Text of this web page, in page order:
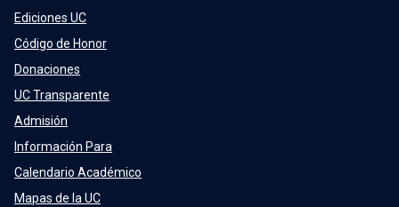
Ediciones UC
Código de Honor
Donaciones
UC Transparente
Admisión
Información Para
Calendario Académico
Mapas de la UC